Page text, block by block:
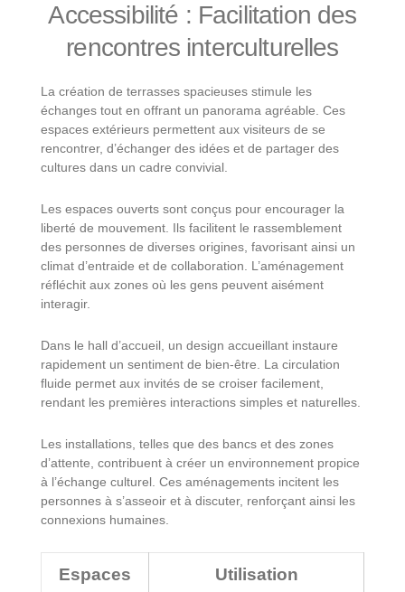
Accessibilité : Facilitation des
rencontres interculturelles
La création de terrasses spacieuses stimule les
échanges tout en offrant un panorama agréable. Ces
espaces extérieurs permettent aux visiteurs de se
rencontrer, d’échanger des idées et de partager des
cultures dans un cadre convivial.
Les espaces ouverts sont conçus pour encourager la
liberté de mouvement. Ils facilitent le rassemblement
des personnes de diverses origines, favorisant ainsi un
climat d’entraide et de collaboration. L’aménagement
réfléchit aux zones où les gens peuvent aisément
interagir.
Dans le hall d’accueil, un design accueillant instaure
rapidement un sentiment de bien-être. La circulation
fluide permet aux invités de se croiser facilement,
rendant les premières interactions simples et naturelles.
Les installations, telles que des bancs et des zones
d’attente, contribuent à créer un environnement propice
à l’échange culturel. Ces aménagements incitent les
personnes à s’asseoir et à discuter, renforçant ainsi les
connexions humaines.
Espaces Utilisation